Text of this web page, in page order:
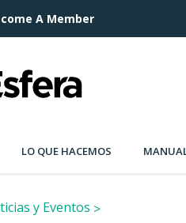
A Member
LO QUE HACEMOS
y Eventos